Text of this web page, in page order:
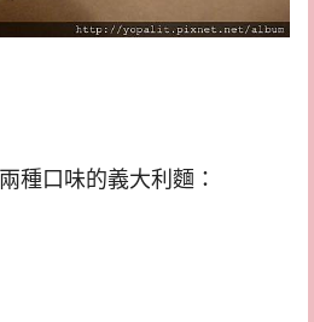
種口味的義大利麵：